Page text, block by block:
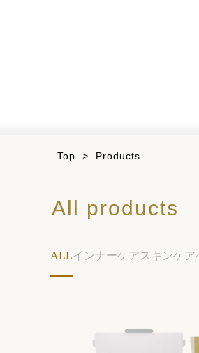
Top > Products
All products
ALLインナーケア スキンケア